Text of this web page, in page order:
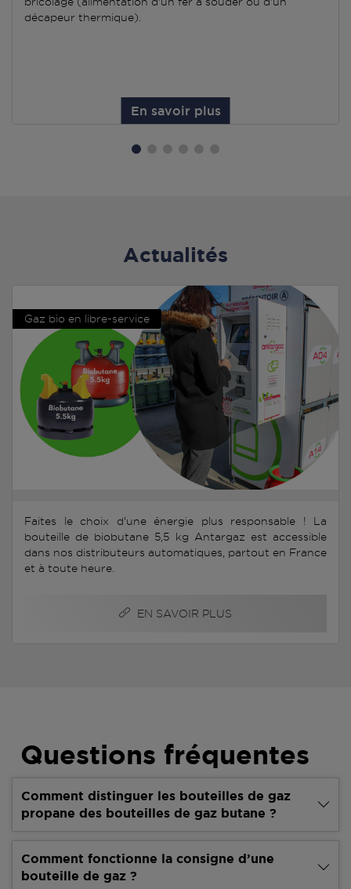
décapeur thermique).
En savoir plus
Actualités
Gaz bio en libre-service
Faites le choix d'une énergie plus responsable ! La
bouteille de biobutane 5,5 kg Antargaz est accessible
dans nos distributeurs automatiques, partout en France
et à toute heure.
EN SAVOIR PLUS
Questions fréquentes
Comment distinguer les bouteilles de gaz
propane des bouteilles de gaz butane ?
Comment fonctionne la consigne d’une
bouteille de gaz ?